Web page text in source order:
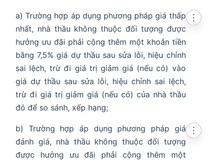
a) Trường hợp áp dụng phương pháp giá thấp
nhất, nhà thầu không thuộc đối tượng được
hưởng ưu đãi phải cộng thêm một khoản tiền
bằng 7,5% giá dự thầu sau sửa lỗi, hiệu chỉnh
sai lệch, trừ đi giá trị giảm giá (nếu có) vào
giá dự thầu sau sửa lỗi, hiệu chỉnh sai lệch,
trừ đi giá trị giảm giá (nếu có) của nhà thầu
đó để so sánh, xếp hạng;
⋮
b) Trường hợp áp dụng phương pháp giá
đánh giá, nhà thầu không thuộc đối tượng
được hưởng ưu đãi phải cộng thêm một
⋮